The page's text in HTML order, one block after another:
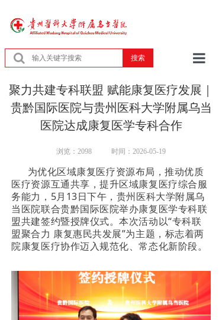
首页
医院
专家
党建
新闻
搜索
聚力共建专科联盟 赋能康复医疗发展｜
贵黔国际医院与贵州医科大学附属乌当
医院达成康复医学专科合作
浏览：2098 时间：2026-05-19
为优化区域康复医疗资源布局，推动优质
医疗资源互通共享，提升区域康复医疗综合服
务能力，5月13日下午，贵州医科大学附属乌
当医院联合贵黔国际医院举办康复医学专科联
盟共建签约暨授牌仪式。本次活动以“专科联
盟聚合力 康复惠民共发展”为主题，标志着两
院康复医疗协作迈入规范化、常态化新阶段。